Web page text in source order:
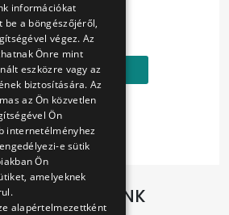
Kosárba
AJÁNLATAINK
információkat
a böngészőjéről,
végez. Az
Önre mint
eszközre vagy az
biztosítására. Az
az Ön közvetlen
Ön
internetélményhez
e sütik
Ön
amelyeknek
alapértelmezettként